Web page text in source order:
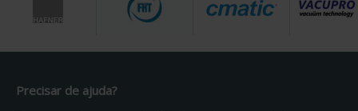
Precisar de ajuda?